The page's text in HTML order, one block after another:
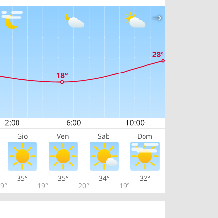
Gio Ven Sab Dom
35°
19°
35°
20°
34°
19°
32°